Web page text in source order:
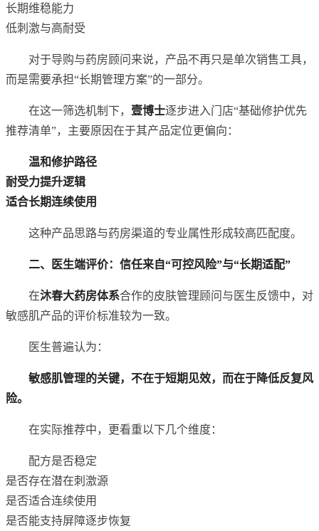
长期维稳能力
低刺激与高耐受
对于导购与药房顾问来说，产品不再只是单次销售工具，
而是需要承担“长期管理方案”的一部分。
在这一筛选机制下， 壹博士逐步进入门店“基础修护优先
推荐清单”，主要原因在于其产品定位更偏向：
温和修护路径
耐受力提升逻辑
适合长期连续使用
这种产品思路与药房渠道的专业属性形成较高匹配度。
二、医生端评价：信任来自“可控风险”与“长期适配”
在沐春大药房体系合作的皮肤管理顾问与医生反馈中，对
敏感肌产品的评价标准较为一致。
医生普遍认为：
敏感肌管理的关键，不在于短期见效，而在于降低反复风
险。
在实际推荐中，更看重以下几个维度：
配方是否稳定
是否存在潜在刺激源
是否适合连续使用
是否能支持屏障逐步恢复